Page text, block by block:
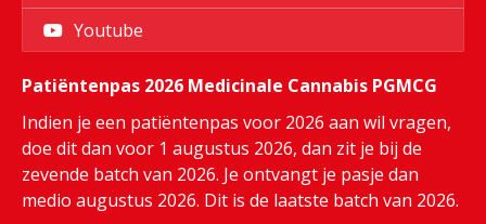
Youtube
Patiëntenpas 2026 Medicinale Cannabis PGMCG
Indien je een patiëntenpas voor 2026 aan wil vragen,
doe dit dan voor 1 augustus 2026, dan zit je bij de
zevende batch van 2026. Je ontvangt je pasje dan
medio augustus 2026. Dit is de laatste batch van 2026.